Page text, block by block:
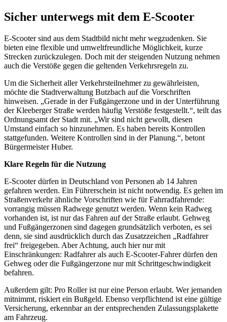
Sicher unterwegs mit dem E-Scooter
E-Scooter sind aus dem Stadtbild nicht mehr wegzudenken. Sie
bieten eine flexible und umweltfreundliche Möglichkeit, kurze
Strecken zurückzulegen. Doch mit der steigenden Nutzung nehmen
auch die Verstöße gegen die geltenden Verkehrsregeln zu.
Um die Sicherheit aller Verkehrsteilnehmer zu gewährleisten,
möchte die Stadtverwaltung Butzbach auf die Vorschriften
hinweisen. „Gerade in der Fußgängerzone und in der Unterführung
der Kleeberger Straße werden häufig Verstöße festgestellt.“, teilt das
Ordnungsamt der Stadt mit. „Wir sind nicht gewollt, diesen
Umstand einfach so hinzunehmen. Es haben bereits Kontrollen
stattgefunden. Weitere Kontrollen sind in der Planung.“, betont
Bürgermeister Huber.
Klare Regeln für die Nutzung
E-Scooter dürfen in Deutschland von Personen ab 14 Jahren
gefahren werden. Ein Führerschein ist nicht notwendig. Es gelten im
Straßenverkehr ähnliche Vorschriften wie für Fahrradfahrende:
vorrangig müssen Radwege genutzt werden. Wenn kein Radweg
vorhanden ist, ist nur das Fahren auf der Straße erlaubt. Gehweg
und Fußgängerzonen sind dagegen grundsätzlich verboten, es sei
denn, sie sind ausdrücklich durch das Zusatzzeichen „Radfahrer
frei“ freigegeben. Aber Achtung, auch hier nur mit
Einschränkungen: Radfahrer als auch E-Scooter-Fahrer dürfen den
Gehweg oder die Fußgängerzone nur mit Schrittgeschwindigkeit
befahren.
Außerdem gilt: Pro Roller ist nur eine Person erlaubt. Wer jemanden
mitnimmt, riskiert ein Bußgeld. Ebenso verpflichtend ist eine gültige
Versicherung, erkennbar an der entsprechenden Zulassungsplakette
am Fahrzeug.